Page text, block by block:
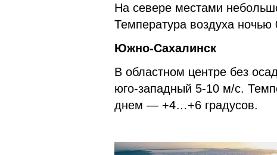
На севере местами
Температура воздуха
Южно-Сахалинск
В областном центре без
юго-западный 5-10 м/с.
днем — +4…+6 градусов.